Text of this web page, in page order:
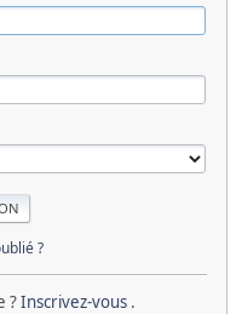
?
?Inscrivez-vous .